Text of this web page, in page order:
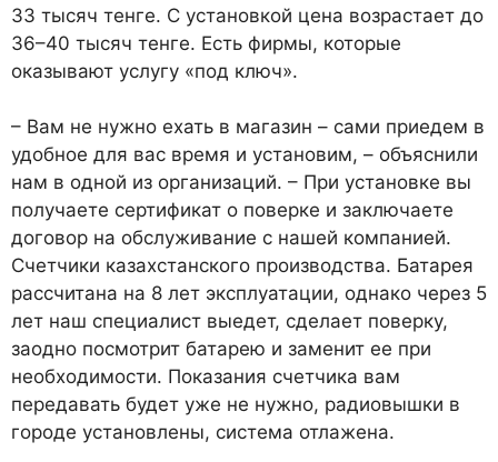
33 тысяч тенге. С установкой цена возрастает до
36–40 тысяч тенге. Есть фирмы, которые
оказывают услугу «под ключ».
– Вам не нужно ехать в магазин – сами приедем в
удобное для вас время и установим, – объяснили
нам в одной из организаций. – При установке вы
получаете сертификат о поверке и заключаете
договор на обслуживание с нашей компанией.
Счетчики казахстанского производства. Батарея
рассчитана на 8 лет эксплуатации, однако через 5
лет наш специалист выедет, сделает поверку,
заодно посмотрит батарею и заменит ее при
необходимости. Показания счетчика вам
передавать будет уже не нужно, радиовышки в
городе установлены, система отлажена.